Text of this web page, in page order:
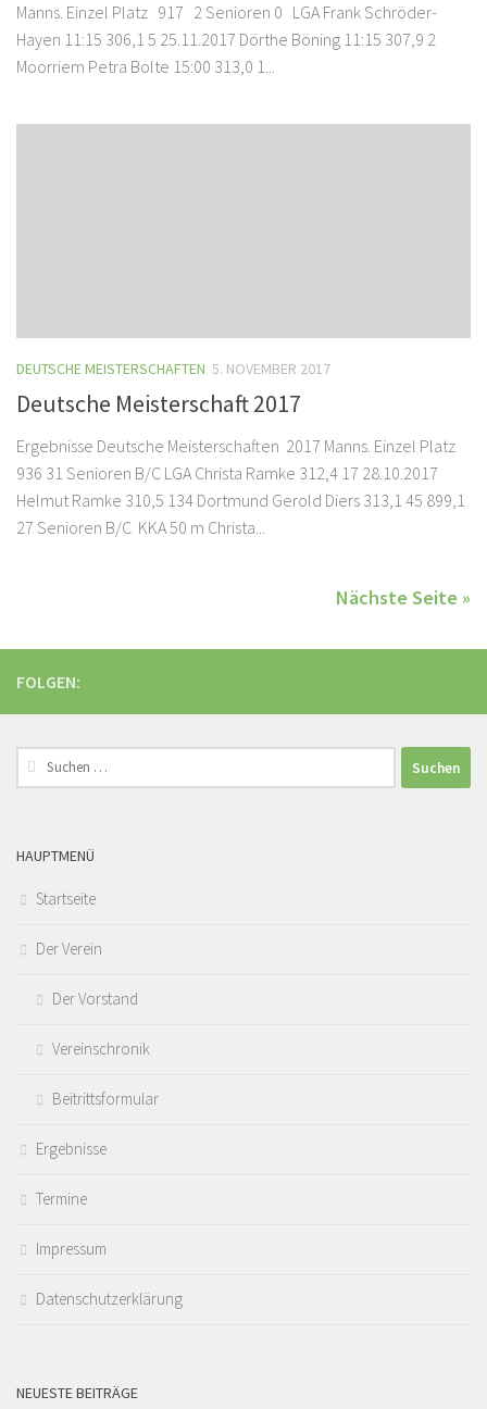
Manns. Einzel Platz 917 2 Senioren 0 LGA Frank Schröder-
Hayen 11:15 306,1 5 25.11.2017 Dörthe Böning 11:15 307,9 2
Moorriem Petra Bolte 15:00 313,0 1...
DEUTSCHE MEISTERSCHAFTEN 5. NOVEMBER 2017
Deutsche Meisterschaft 2017
Ergebnisse Deutsche Meisterschaften 2017 Manns. Einzel Platz
936 31 Senioren B/C LGA Christa Ramke 312,4 17 28.10.2017
Helmut Ramke 310,5 134 Dortmund Gerold Diers 313,1 45 899,1
27 Senioren B/C KKA 50 m Christa...
Nächste Seite »
FOLGEN:
Suchen
nach:
HAUPTMENÜ
Startseite
Der Verein
Der Vorstand
Vereinschronik
Beitrittsformular
Ergebnisse
Termine
Impressum
Datenschutzerklärung
NEUESTE BEITRÄGE